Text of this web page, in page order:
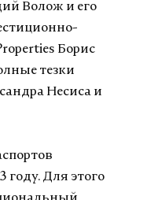
Волож и его
Борис
тезки
Несиса и
году. Для этого